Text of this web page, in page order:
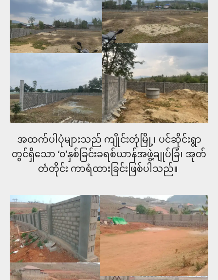
အထက်ပါပုံများသည် ကျိုင်းတုံမြို့၊ ပင်ဆိုင်းရွာ
တွင်ရှိ​သော ‘ဝ’နှစ်ခြင်းခရစ်ယာန်အဖွဲ့ချုပ်ခြံ၊ အုတ်
တံတိုင်း ကာရံထား​ခြင်းဖြစ်ပါသည်။